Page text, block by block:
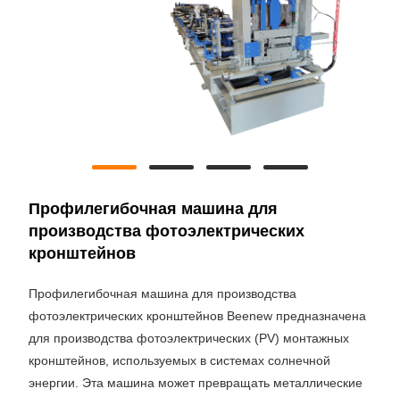
Профилегибочная машина для
производства фотоэлектрических
кронштейнов
Профилегибочная машина для производства
фотоэлектрических кронштейнов Beenew предназначена
для производства фотоэлектрических (PV) монтажных
кронштейнов, используемых в системах солнечной
энергии. Эта машина может превращать металлические